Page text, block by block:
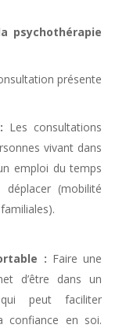
psychothérapie
présente
Les consultations
vivant dans
emploi du temps
(mobilité
: Faire une
d’être dans un
peut faciliter
confiance en soi.